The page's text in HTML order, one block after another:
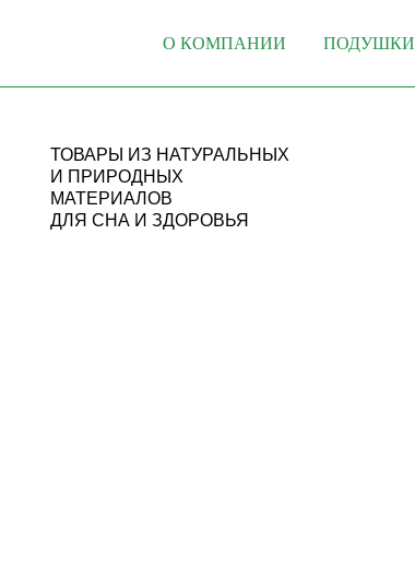
О КОМПАНИИ ПОДУШКИ
ТОВАРЫ ИЗ НАТУРАЛЬНЫХ
И ПРИРОДНЫХ
МАТЕРИАЛОВ
ДЛЯ СНА И ЗДОРОВЬЯ